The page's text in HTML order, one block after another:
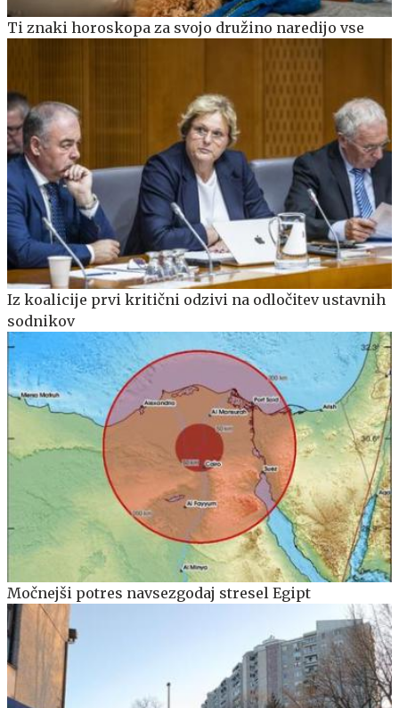
Ti znaki horoskopa za svojo družino naredijo vse
Iz koalicije prvi kritični odzivi na odločitev ustavnih
sodnikov
Močnejši potres navsezgodaj stresel Egipt